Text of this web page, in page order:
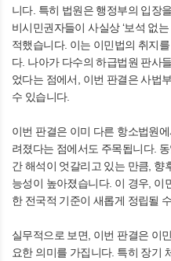
니다. 특히 법원은 행정부의 입장
비시민권자들이 사실상 ‘보석 없
적했습니다. 이는 이민법의 취지
다. 나아가 다수의 하급법원 판사
었다는 점에서, 이번 판결은 사법
수 있습니다.
이번 판결은 이미 다른 항소법원
려졌다는 점에서도 주목됩니다.
간 해석이 엇갈리고 있는 만큼, 향
능성이 높아졌습니다. 이 경우, 이
한 전국적 기준이 새롭게 정립될
실무적으로 보면, 이번 판결은 이
요한 의미를 가집니다. 특히 장기